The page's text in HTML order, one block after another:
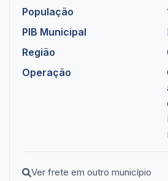
População
PIB Municipal
Região
Operação
Ver frete em outro município